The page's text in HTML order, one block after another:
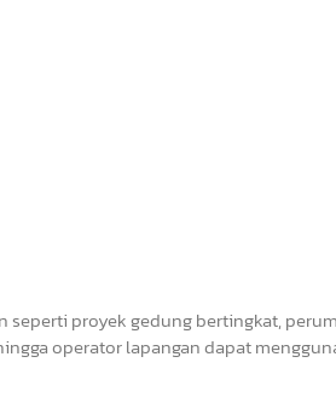
seperti proyek gedung bertingkat,
operator lapangan dapat